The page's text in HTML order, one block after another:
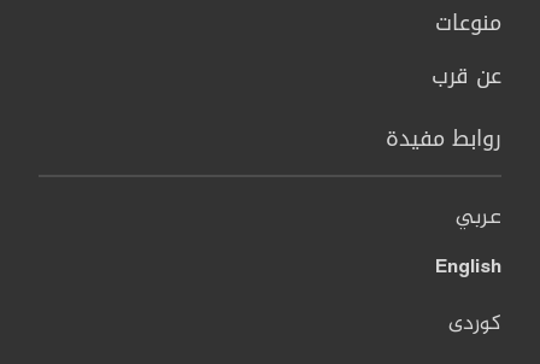
منوعات
عن قرب
روابط مفيدة
عربي
English
کوردی